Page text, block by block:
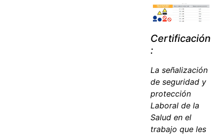
Certificación
:
La señalización
de seguridad y
protección
Laboral de la
Salud en el
trabajo que les